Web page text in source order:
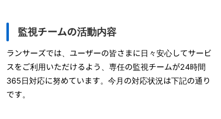
監視チームの活動内容
ランサーズでは、ユーザーの皆さまに日々安心してサービ
スをご利用いただけるよう、専任の監視チームが24時間
365日対応に努めています。今月の対応状況は下記の通り
です。